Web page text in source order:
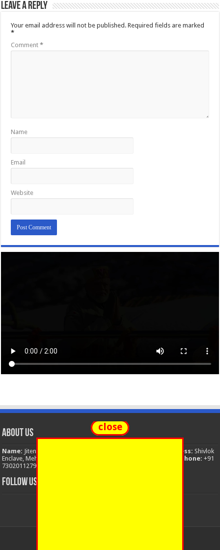
Leave a Reply
Your email address will not be published. Required fields are marked
*
Comment*
Name
Email
Website
About Us
Name: Jitendra Singh Address: Shivlok
Enclave, Mehuwala Mafi, Dehradun, Uttarakhand, 248001, India
Phone: +91
7302011279
FOLLOW US
close